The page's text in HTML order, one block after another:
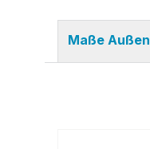
Maße Außen